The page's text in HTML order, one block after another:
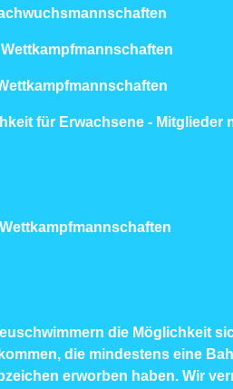
für Erwachsene - Mitglieder
die Möglichkeit
die mindestens eine
erworben haben. Wir